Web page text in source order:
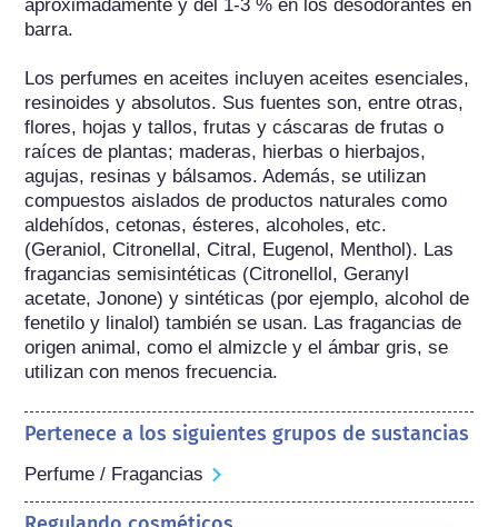
aproximadamente y del 1-3 % en los desodorantes en
barra.
Los perfumes en aceites incluyen aceites esenciales,
resinoides y absolutos. Sus fuentes son, entre otras,
flores, hojas y tallos, frutas y cáscaras de frutas o
raíces de plantas; maderas, hierbas o hierbajos,
agujas, resinas y bálsamos. Además, se utilizan
compuestos aislados de productos naturales como
aldehídos, cetonas, ésteres, alcoholes, etc.
(Geraniol, Citronellal, Citral, Eugenol, Menthol). Las
fragancias semisintéticas (Citronellol, Geranyl
acetate, Jonone) y sintéticas (por ejemplo, alcohol de
fenetilo y linalol) también se usan. Las fragancias de
origen animal, como el almizcle y el ámbar gris, se
utilizan con menos frecuencia.
Pertenece a los siguientes grupos de sustancias
Perfume / Fragancias